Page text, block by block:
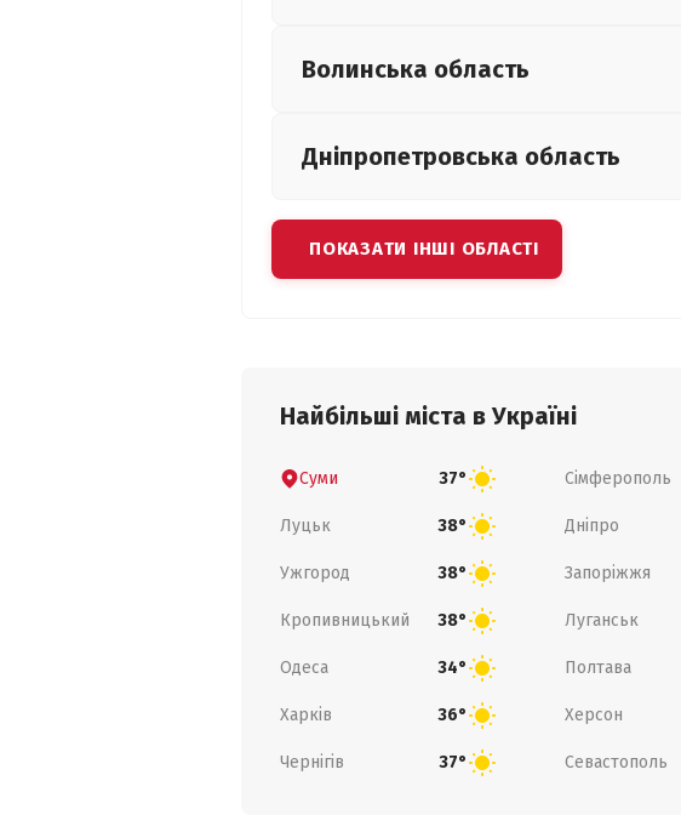
Волинська область
Дніпропетровська область
ПОКАЗАТИ ІНШІ ОБЛАСТІ
Найбільші міста в Україні
Суми 37° Сімферополь
Луцьк 38° Дніпро
Ужгород 38° Запоріжжя
Кропивницький 38° Луганськ
Одеса 34° Полтава
Харків 36° Херсон
Чернігів 37° Севастополь